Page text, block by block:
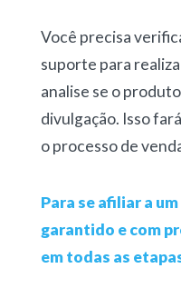
Você precisa
suporte para
analise se o
divulgação. Isso
o processo de
Para se afiliar a
garantido e com
em todas as